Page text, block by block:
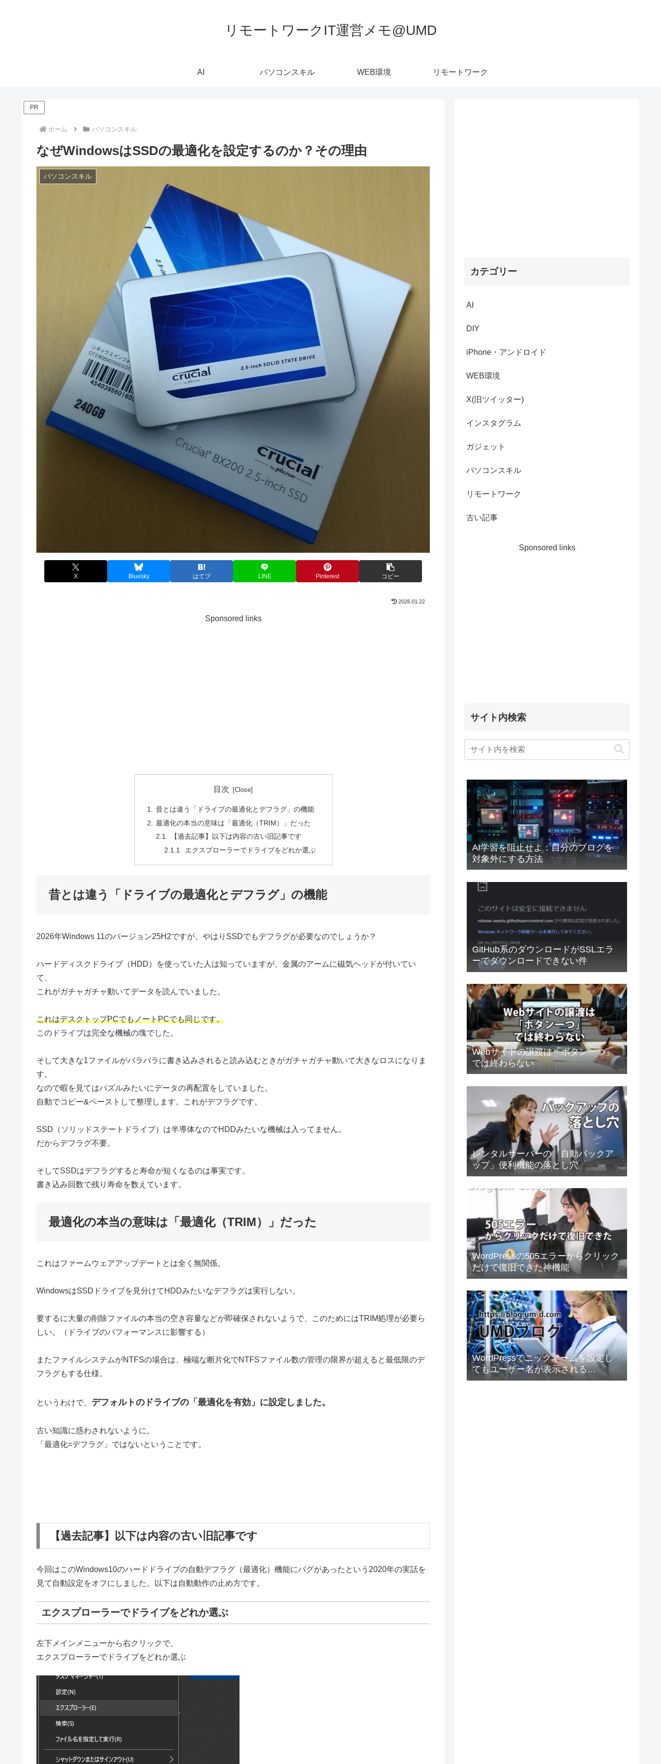
リモートワークIT運営メモ@UMD
AI パソコンスキル WEB環境 リモートワーク
PR
ホーム パソコンスキル
なぜWindowsはSSDの最適化を設定するのか？その理由
パソコンスキル
X Bluesky はてブ LINE Pinterest コピー
2026.01.22
Sponsored links
目次
昔とは違う「ドライブの最適化とデフラグ」の機能
最適化の本当の意味は「最適化（TRIM）」だった
【過去記事】以下は内容の古い旧記事です
エクスプローラーでドライブをどれか選ぶ
昔とは違う「ドライブの最適化とデフラグ」の機能
2026年Windows 11のバージョン25H2ですが、やはりSSDでもデフラグが必要なのでしょうか？
ハードディスクドライブ（HDD）を使っていた人は知っていますが、金属のアームに磁気ヘッドが付いてい
て、
これがガチャガチャ動いてデータを読んでいました。
これはデスクトップPCでもノートPCでも同じです。
このドライブは完全な機械の塊でした。
そして大きな1ファイルがバラバラに書き込みされると読み込むときがガチャガチャ動いて大きなロスになりま
す。
なので暇を見てはパズルみたいにデータの再配置をしていました。
自動でコピー&ペーストして整理します。これがデフラグです。
SSD（ソリッドステートドライブ）は半導体なのでHDDみたいな機械は入ってません。
だからデフラグ不要。
そしてSSDはデフラグすると寿命が短くなるのは事実です。
書き込み回数で残り寿命を数えています。
最適化の本当の意味は「最適化（TRIM）」だった
これはファームウェアアップデートとは全く無関係。
WindowsはSSDドライブを見分けてHDDみたいなデフラグは実行しない。
要するに大量の削除ファイルの本当の空き容量などが即確保されないようで、このためにはTRIM処理が必要ら
しい。（ドライブのパフォーマンスに影響する）
またファイルシステムがNTFSの場合は、極端な断片化でNTFSファイル数の管理の限界が超えると最低限のデ
フラグもする仕様。
というわけで、 デフォルトのドライブの「最適化を有効」に設定しました。
古い知識に惑わされないように。
「最適化=デフラグ」ではないということです。
【過去記事】以下は内容の古い旧記事です
今回はこのWindows10のハードドライブの自動デフラグ（最適化）機能にバグがあったという2020年の実話を
見て自動設定をオフにしました。以下は自動動作の止め方です。
エクスプローラーでドライブをどれか選ぶ
左下メインメニューから右クリックで、
エクスプローラーでドライブをどれか選ぶ
カテゴリー
AI
DIY
iPhone・アンドロイド
WEB環境
X(旧ツイッター)
インスタグラム
ガジェット
パソコンスキル
リモートワーク
古い記事
Sponsored links
サイト内検索
AI学習を阻止せよ：自分のブログを
対象外にする方法
GitHub系のダウンロードがSSLエラ
ーでダウンロードできない件
Webサイトの譲渡は「ボタン一つ」
では終わらない
レンタルサーバーの「自動バックア
ップ」便利機能の落とし穴
WordPressの505エラーからクリック
だけで復旧できた神機能
WordPressでニックネームを設定し
てもユーザー名が表示される
Elementorの場合